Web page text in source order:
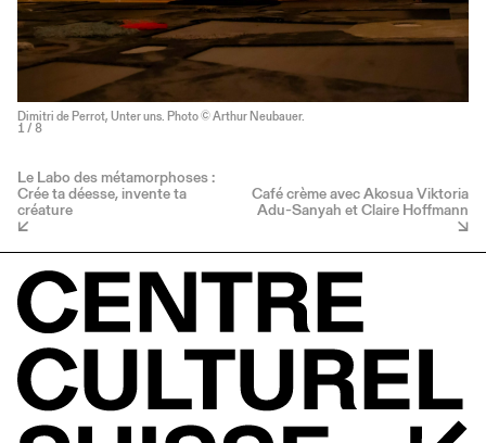
Dimitri de Perrot, Unter uns. Photo © Arthur Neubauer.
1 / 8
Le Labo des métamorphoses :
Crée ta déesse, invente ta
créature
Café crème avec Akosua Viktoria
Adu-Sanyah et Claire Hoffmann